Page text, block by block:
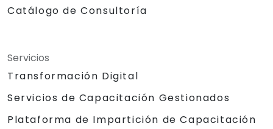
Catálogo de Consultoría
Servicios
Transformación Digital
Servicios de Capacitación Gestionados
Plataforma de Impartición de Capacitación